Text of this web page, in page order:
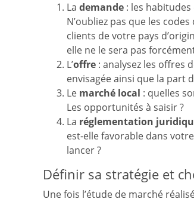
La demande : les
N’oubliez pas que les
clients de votre pays
elle ne le sera pas
L’offre : analysez les offres
envisagée ainsi que la part
Le marché local : quelles
Les opportunités à saisir ?
La réglementation
est-elle favorable dans
lancer ?
Définir sa stratégie et
Une fois l’étude de marché